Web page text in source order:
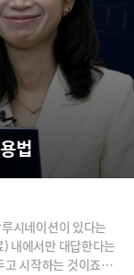
법
시네이션이 있다는
내에서만 대답한다는
고 시작하는 것이죠.